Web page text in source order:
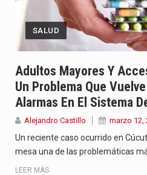
SALUD
Adultos Mayores Y
Un Problema Que
Alarmas En El Sistema
Alejandro Castillo marzo 12,
Un reciente caso ocurrido en
mesa una de las problemáticas
LEER MÁS